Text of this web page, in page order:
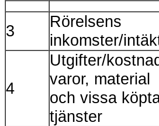
3
Rörelsens
inkomster/
4
Utgifter/
varor, material
och vissa
tjänster